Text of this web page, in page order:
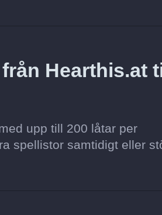
Hearthis.at
upp till 200 låtar per
spellistor samtidigt eller